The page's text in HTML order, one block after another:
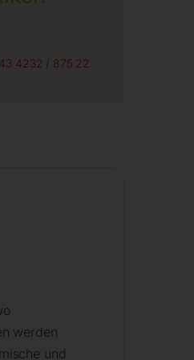
4232 / 875 22
werden
und